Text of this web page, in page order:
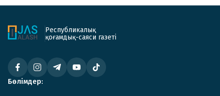
Республикалық
қоғамдық-саяси газеті
Бөлімдер: